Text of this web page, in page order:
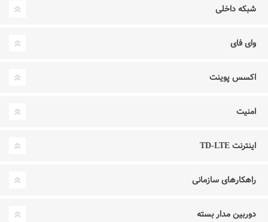
شبکه داخلی
وای فای
اکسس پوینت
امنیت
اینترنت TD-LTE
راهکارهای سازمانی
دوربین مدار بسته